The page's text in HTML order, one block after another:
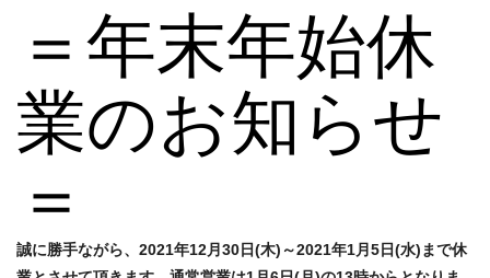
＝年末年始休
業のお知らせ
＝
誠に勝手ながら、2021年12月30日(木)～2021年1月5日(水)まで休